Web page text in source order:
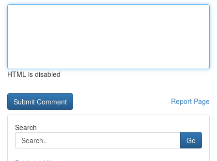
HTML is disabled
Report Page
Search
Go